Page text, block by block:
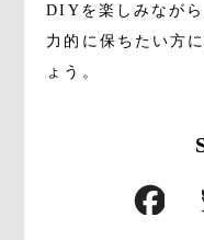
DIYを楽しみなが
力的に保ちたい方
ょう。